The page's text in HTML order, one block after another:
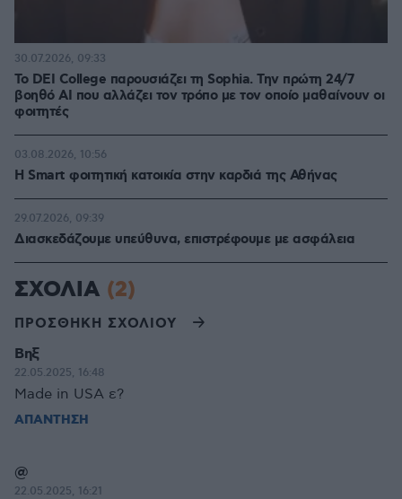
Το DEI College παρουσιάζει τη Sophia. Την πρώτη 24/7
βοηθό AI που αλλάζει τον τρόπο με τον οποίο μαθαίνουν οι
φοιτητές
30.07.2026, 09:33
Η Smart φοιτητική κατοικία στην καρδιά της Αθήνας
03.08.2026, 10:56
Διασκεδάζουμε υπεύθυνα, επιστρέφουμε με ασφάλεια
29.07.2026, 09:39
ΣΧΟΛΙΑ (2)
ΠΡΟΣΘΗΚΗ ΣΧΟΛΙΟΥ
Βηξ
22.05.2025, 16:48
Made in USA ε?
ΑΠΑΝΤΗΣΗ
@
22.05.2025, 16:21